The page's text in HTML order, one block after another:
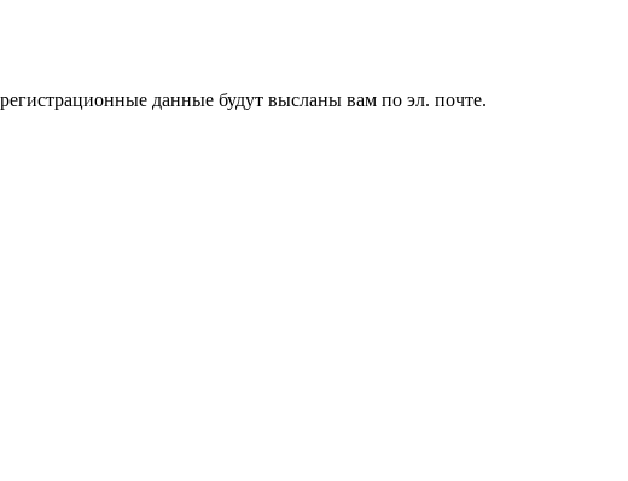
данные будут высланы вам по эл. почте.